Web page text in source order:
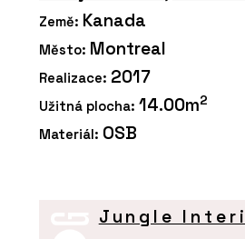
Země: Kanada
Město: Montreal
Realizace: 2017
Užitná plocha: 14.00m2
Materiál: OSB
Jungle